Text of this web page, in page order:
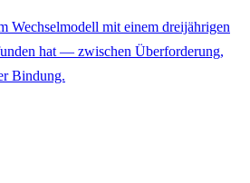
Wechselmodell mit einem dreijährigen
hat — zwischen Überforderung,
Bindung.